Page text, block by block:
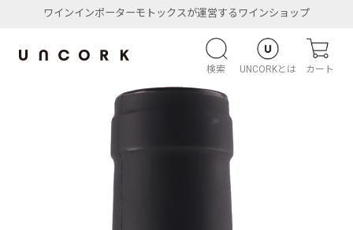
ワインインポーターモトックスが運営するワインショップ
検索 UNCORKとは カート